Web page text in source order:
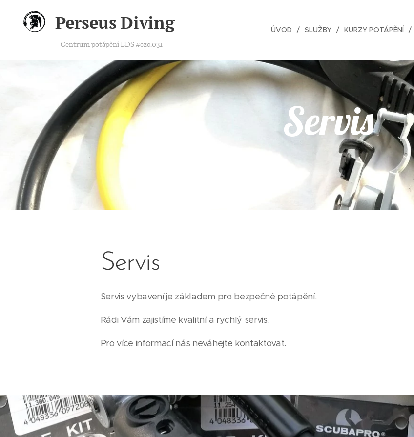
Perseus Diving
Centrum potápění EDS #czc.031
ÚVOD SLUŽBY KURZY POTÁPĚNÍ
Servis
Servis
Servis vybavení je základem pro bezpečné potápění.
Rádi Vám zajistíme kvalitní a rychlý servis.
Pro více informací nás neváhejte kontaktovat.